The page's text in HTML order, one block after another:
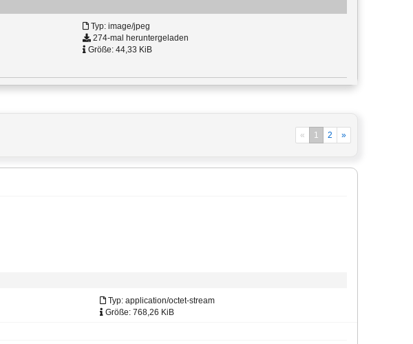
Typ: image/jpeg
274-mal heruntergeladen
Größe: 44,33 KiB
« 1 2 »
Typ: application/octet-stream
Größe: 768,26 KiB